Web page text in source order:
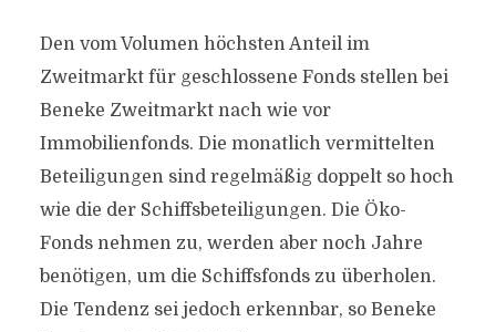
Den vom Volumen höchsten Anteil im
Zweitmarkt für geschlossene Fonds stellen bei
Beneke Zweitmarkt nach wie vor
Immobilienfonds. Die monatlich vermittelten
Beteiligungen sind regelmäßig doppelt so hoch
wie die der Schiffsbeteiligungen. Die Öko-
Fonds nehmen zu, werden aber noch Jahre
benötigen, um die Schiffsfonds zu überholen.
Die Tendenz sei jedoch erkennbar, so Beneke